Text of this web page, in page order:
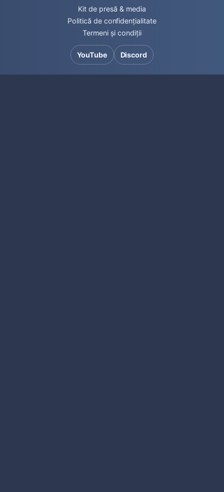
Kit de presă & media
Politică de confidențialitate
Termeni și condiții
YouTube Discord